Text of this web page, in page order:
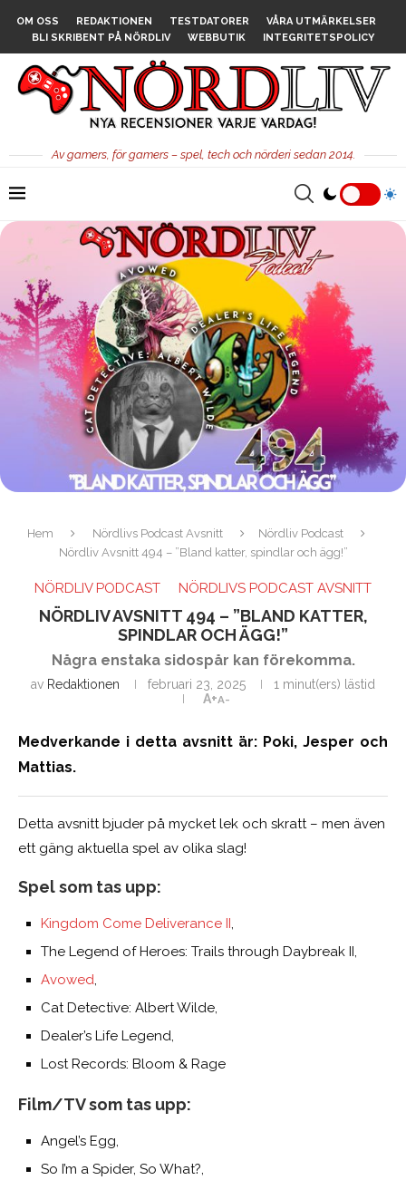
OM OSS REDAKTIONEN TESTDATORER
VÅRA UTMÄRKELSER
BLI SKRIBENT PÅ NÖRDLIV
WEBBUTIK INTEGRITETSPOLICY
Av gamers, för gamers – spel, tech och nörderi sedan 2014.
Hem Nördlivs Podcast Avsnitt
Nördliv Podcast
Nördliv Avsnitt 494 – ”Bland katter, spindlar och ägg!”
NÖRDLIV PODCAST NÖRDLIVS PODCAST AVSNITT
NÖRDLIV AVSNITT 494 – ”BLAND KATTER,
SPINDLAR OCH ÄGG!”
Några enstaka sidospår kan förekomma.
av Redaktionen februari 23, 2025
1 minut(ers) lästid
A+A-
Medverkande i detta avsnitt är: Poki, Jesper och
Mattias.
Detta avsnitt bjuder på mycket lek och skratt – men även
ett gäng aktuella spel av olika slag!
Spel som tas upp:
Kingdom Come Deliverance II,
The Legend of Heroes: Trails through Daybreak II,
Avowed,
Cat Detective: Albert Wilde,
Dealer’s Life Legend,
Lost Records: Bloom & Rage
Film/TV som tas upp:
Angel’s Egg,
So I’m a Spider, So What?,